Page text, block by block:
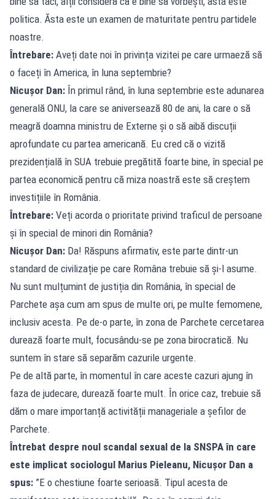
politica. Ăsta este un examen de maturitate pentru partidele
noastre.
Întrebare: Aveți date noi în privința vizitei pe care urmaeză să
o faceți în America, în luna septembrie?
Nicușor Dan: În primul rând, în luna septembrie este adunarea
generală ONU, la care se aniversează 80 de ani, la care o să
meagră doamna ministru de Externe și o să aibă discuții
aprofundate cu partea americană. Eu cred că o vizită
prezidențială în SUA trebuie pregătită foarte bine, în special pe
partea economică pentru că miza noastră este să creștem
investițiile în România.
Întrebare: Veți acorda o prioritate privind traficul de persoane
și în special de minori din România?
Nicușor Dan: Da! Răspuns afirmativ, este parte dintr-un
standard de civilizație pe care Româna trebuie să și-l asume.
Nu sunt mulțumint de justiția din România, în special de
Parchete așa cum am spus de multe ori, pe multe femomene,
inclusiv acesta. Pe de-o parte, în zona de Parchete cercetarea
durează foarte mult, focusându-se pe zona birocratică. Nu
suntem în stare să separăm cazurile urgente.
Pe de altă parte, în momentul în care aceste cazuri ajung în
faza de judecare, durează foarte mult. În orice caz, trebuie să
dăm o mare importanță activității manageriale a șefilor de
Parchete.
Întrebat despre noul scandal sexual de la SNSPA în care
este implicat sociologul Marius Pieleanu, Nicușor Dan a
spus: ”E o chestiune foarte serioasă. Tipul acesta de